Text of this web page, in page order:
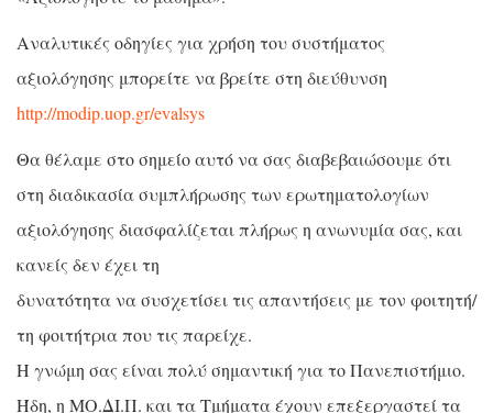
Αναλυτικές οδηγίες για χρήση του συστήματος
αξιολόγησης μπορείτε να βρείτε στη διεύθυνση
http://modip.uop.gr/evalsys
Θα θέλαμε στο σημείο αυτό να σας διαβεβαιώσουμε ότι
στη διαδικασία συμπλήρωσης των ερωτηματολογίων
αξιολόγησης διασφαλίζεται πλήρως η ανωνυμία σας, και
κανείς δεν έχει τη
δυνατότητα να συσχετίσει τις απαντήσεις με τον φοιτητή/
τη φοιτήτρια που τις παρείχε.
H γνώμη σας είναι πολύ σημαντική για το Πανεπιστήμιο.
Ήδη, η ΜΟ.ΔΙ.Π. και τα Τμήματα έχουν επεξεργαστεί τα